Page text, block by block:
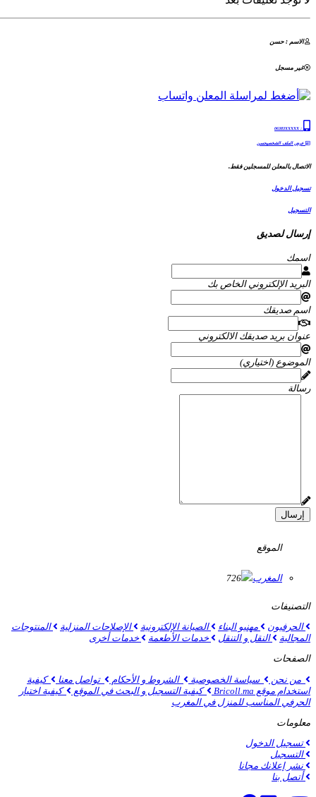
الاسم : حسن
غير مسجل
:
06383XXXXX
عرض الملف الشخصيحسن
الاتصال بالمعلن للمسجلين فقط.
تسجيل الدخول
التسجيل
إرسال لصديق
اسمك
البريد الإلكتروني الخاص بك
اسم صديقك
عنوان بريد صديقك الالكتروني
الموضوع (اختياري)
رسالة
إرسال
الموقع
المغرب 726
التصنيفات
الحرفيون
مهنيو البناء الصيانة الإلكترونية الإصلاحات المنزلية
المنتوجات
المجالية
النقل و التنقل خدمات الأطعمة
خدمات أخرى
الصفحات
من نحن
سياسة الخصوصية الشروط و الأحكام تواصل معنا
كيفية
استخدام موقع Bricoll.ma
كيفية التسجيل و البحث في الموقع
كيفية اختيار
الحرفي المناسب للمنزل في المغرب
معلومات
تسجيل الدخول
التسجيل
نشر إعلانك مجانا
أتصل بنا